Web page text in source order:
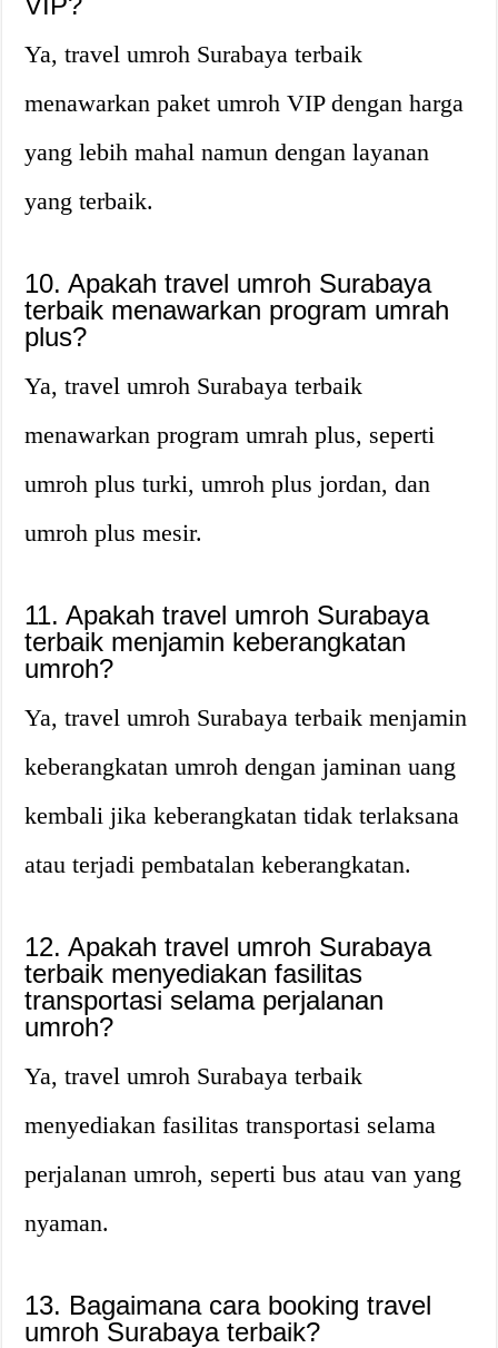
Ya, travel umroh Surabaya terbaik
menawarkan paket umroh VIP dengan harga
yang lebih mahal namun dengan layanan
yang terbaik.
10. Apakah travel umroh Surabaya
terbaik menawarkan program umrah
plus?
Ya, travel umroh Surabaya terbaik
menawarkan program umrah plus, seperti
umroh plus turki, umroh plus jordan, dan
umroh plus mesir.
11. Apakah travel umroh Surabaya
terbaik menjamin keberangkatan
umroh?
Ya, travel umroh Surabaya terbaik menjamin
keberangkatan umroh dengan jaminan uang
kembali jika keberangkatan tidak terlaksana
atau terjadi pembatalan keberangkatan.
12. Apakah travel umroh Surabaya
terbaik menyediakan fasilitas
transportasi selama perjalanan
umroh?
Ya, travel umroh Surabaya terbaik
menyediakan fasilitas transportasi selama
perjalanan umroh, seperti bus atau van yang
nyaman.
13. Bagaimana cara booking travel
umroh Surabaya terbaik?